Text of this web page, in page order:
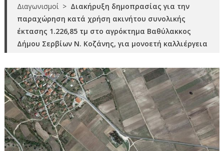
Διαγωνισμοί > Διακήρυξη δημοπρασίας για την
παραχώρηση κατά χρήση ακινήτου συνολικής
έκτασης 1.226,85 τμ στο αγρόκτημα Βαθύλακκος
Δήμου Σερβίων Ν. Κοζάνης, για μονοετή καλλιέργεια